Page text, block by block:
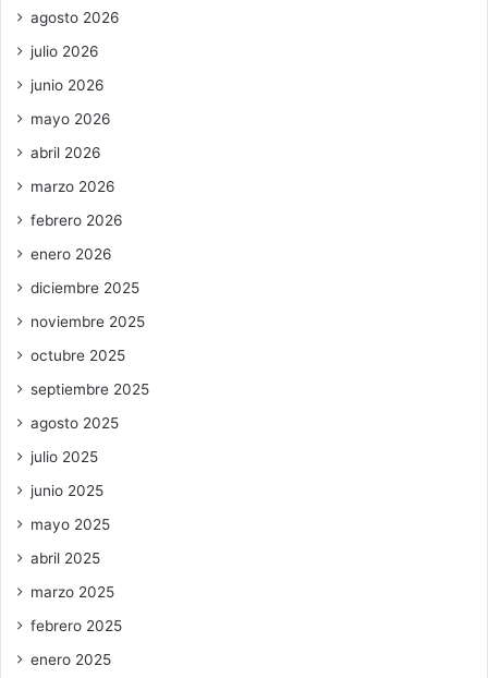
agosto 2026
julio 2026
junio 2026
mayo 2026
abril 2026
marzo 2026
febrero 2026
enero 2026
diciembre 2025
noviembre 2025
octubre 2025
septiembre 2025
agosto 2025
julio 2025
junio 2025
mayo 2025
abril 2025
marzo 2025
febrero 2025
enero 2025